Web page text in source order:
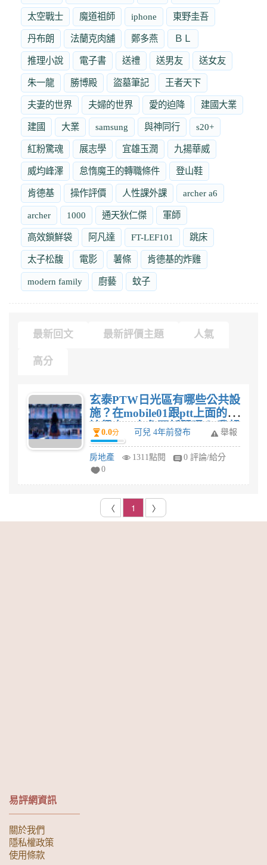
太空戰士 魔道祖師 iphone 東野圭吾
丹布朗 法蘭克肉舖 鄭多燕 ＢＬ
推理小說 電子書 送禮 送男友 送女友
朱一龍 勝博殿 盜墓筆記 王者天下
夫妻的世界 夫婦的世界 愛的迫降 建國大業
建國 大業 samsung 與神同行 s20+
紅粉驚魂 展志學 宜雄玉潤 九揚華威
威均峰澤 怠惰魔王的轉職條件 登山鞋
肯德基 操作評價 人性課外課 archer a6
archer 1000 通天狄仁傑 軍師
高效鎖鮮袋 阿凡達 FT-LEF101 跳床
太子松馥 電影 薯條 肯德基的炸雞
modern family 廚藝 蚊子
最新回文 最新評價主題 人氣
高分
玄泰PTW日光區有哪些公共設
施？在mobile01跟ptt上面的討
論很少，有負面新聞嗎？ 我想
投資求評價？
0.0分 可兒 4年前發布 舉報
房地產 1311點閱
0 評論/給分
0
〈 1 〉
易評網資訊
關於我們
隱私權政策
使用條款